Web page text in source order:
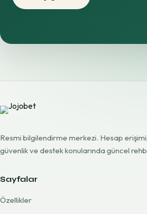
Resmi bilgilendirme merkezi. Hesap
güvenlik ve destek konularında güncel
Sayfalar
Özellikler